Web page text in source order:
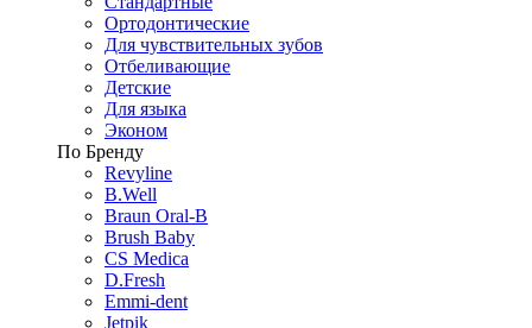
Ортодонтические
Для чувствительных зубов
Отбеливающие
Детские
Для языка
Эконом
По Бренду
Revyline
B.Well
Braun Oral-B
Brush Baby
CS Medica
D.Fresh
Emmi-dent
Jetpik